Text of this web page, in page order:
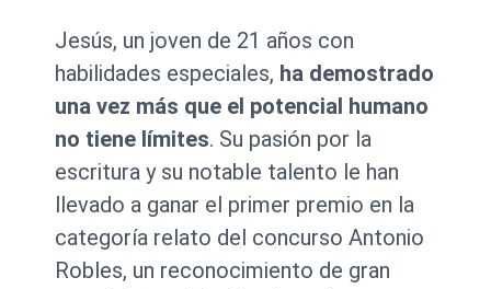
Jesús, un joven de 21 años con
habilidades especiales, ha demostrado
una vez más que el potencial humano
no tiene límites. Su pasión por la
escritura y su notable talento le han
llevado a ganar el primer premio en la
categoría relato del concurso Antonio
Robles, un reconocimiento de gran